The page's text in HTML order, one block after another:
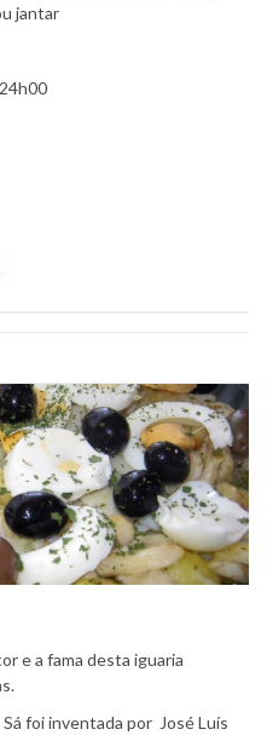
jantar
e a fama desta iguaria
foi inventada por José Luís